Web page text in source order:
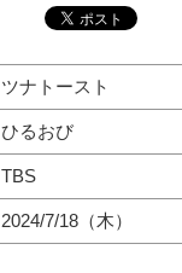
ツナトースト
ひるおび
TBS
2024/7/18（木）